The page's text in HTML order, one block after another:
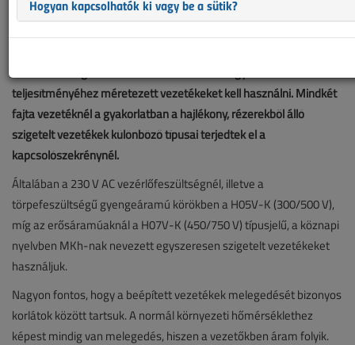
teljesítményéhez méretezett vezetékeket kell használni. Mindkét
fajta vezetéknél a gyakorlatban a hajlékony, rézerekből álló
szigetelt vezetékek különböző típusai terjedtek el a
kapcsolószekrénynél.
Általában a 230 V AC vezérlőfeszültségnél, illetve a
törpefeszültségű gyengeáramú körökben a H05V-K (300/500 V),
míg az erősáramúaknál a H07V-K (450/750 V) típusjelű, a köznapi
nyelvben MKh-nak nevezett egyszeresen szigetelt vezetékeket
használjuk.
Nagyon fontos, hogy a beépített vezetékek melegedését bizonyos
korlátok között tartsuk. A normál környezeti hőmérséklethez
képest mindig van melegedés, hiszen a vezetőkben áram folyik.
Hogyan kapcsolhatók ki vagy be a sütik?